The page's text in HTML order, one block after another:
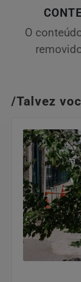
O
/Talvez